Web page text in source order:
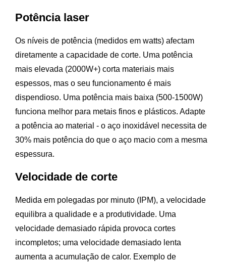
Potência laser
Os níveis de potência (medidos em watts) afectam
diretamente a capacidade de corte. Uma potência
mais elevada (2000W+) corta materiais mais
espessos, mas o seu funcionamento é mais
dispendioso. Uma potência mais baixa (500-1500W)
funciona melhor para metais finos e plásticos. Adapte
a potência ao material - o aço inoxidável necessita de
30% mais potência do que o aço macio com a mesma
espessura.
Velocidade de corte
Medida em polegadas por minuto (IPM), a velocidade
equilibra a qualidade e a produtividade. Uma
velocidade demasiado rápida provoca cortes
incompletos; uma velocidade demasiado lenta
aumenta a acumulação de calor. Exemplo de